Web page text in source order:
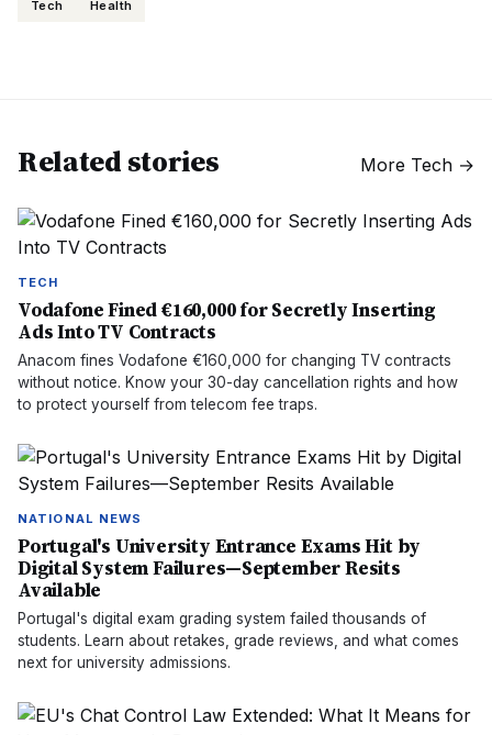
Tech Health
Related stories More Tech →
TECH
Vodafone Fined €160,000 for Secretly Inserting
Ads Into TV Contracts
Anacom fines Vodafone €160,000 for changing TV contracts
without notice. Know your 30-day cancellation rights and how
to protect yourself from telecom fee traps.
NATIONAL NEWS
Portugal's University Entrance Exams Hit by
Digital System Failures—September Resits
Available
Portugal's digital exam grading system failed thousands of
students. Learn about retakes, grade reviews, and what comes
next for university admissions.